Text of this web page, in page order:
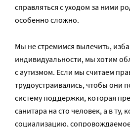
справляться с уходом за ними
особенно сложно.
Мы не стремимся вылечить,
индивидуальности, мы хотим
с аутизмом. Если мы считаем
трудоустраивались, чтобы они
систему поддержки, которая
санитара на сто человек, а в ту,
социализацию,